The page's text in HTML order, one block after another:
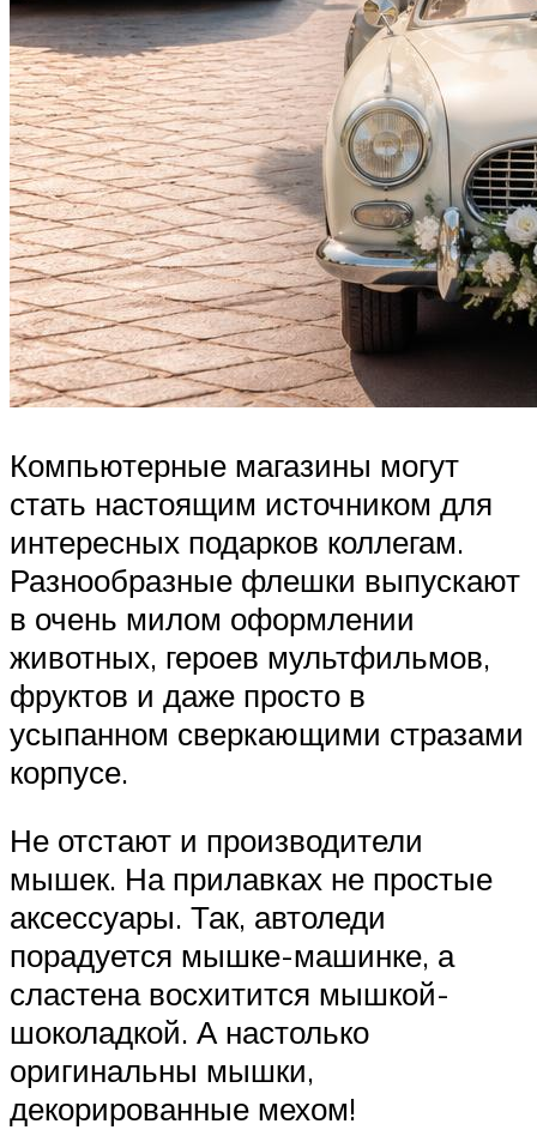
Компьютерные магазины могут
стать настоящим источником для
интересных подарков коллегам.
Разнообразные флешки выпускают
в очень милом оформлении
животных, героев мультфильмов,
фруктов и даже просто в
усыпанном сверкающими стразами
корпусе.
Не отстают и производители
мышек. На прилавках не простые
аксессуары. Так, автоледи
порадуется мышке-машинке, а
сластена восхитится мышкой-
шоколадкой. А настолько
оригинальны мышки,
декорированные мехом!